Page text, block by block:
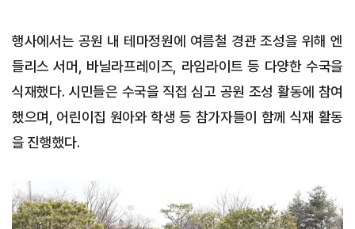
행사에서는 공원 내 테마정원에 여름철 경관 조성을 위해 엔
들리스 서머, 바닐라프레이즈, 라임라이트 등 다양한 수국을
식재했다. 시민들은 수국을 직접 심고 공원 조성 활동에 참여
했으며, 어린이집 원아와 학생 등 참가자들이 함께 식재 활동
을 진행했다.